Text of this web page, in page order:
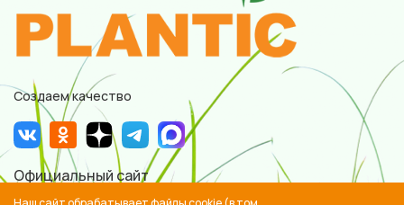
Создаем качество
Официальный сайт
ООО «Плантик», © 2022 —2026